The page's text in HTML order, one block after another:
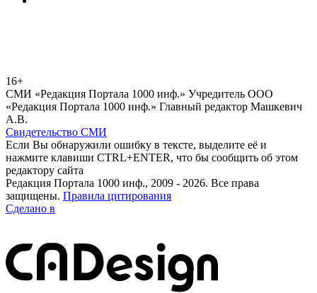
16+
СМИ «Редакция Портала 1000 инф.» Учредитель ООО
«Редакция Портала 1000 инф.» Главный редактор Машкевич
А.В.
Свидетельство СМИ
Если Вы обнаружили ошибку в тексте, выделите её и
нажмите клавиши CTRL+ENTER, что бы сообщить об этом
редактору сайта
Редакция Портала 1000 инф., 2009 - 2026. Все права
защищены. Правила цитирования
Сделано в